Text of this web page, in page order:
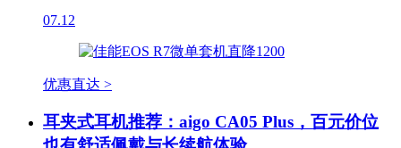
07.12
优惠直达 >
耳夹式耳机推荐：aigo CA05 Plus，百元价位